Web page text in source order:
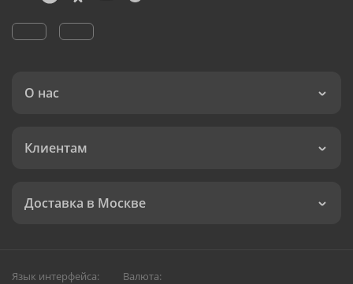
О нас
Клиентам
Доставка в Москве
Язык интерфейса: Валюта: